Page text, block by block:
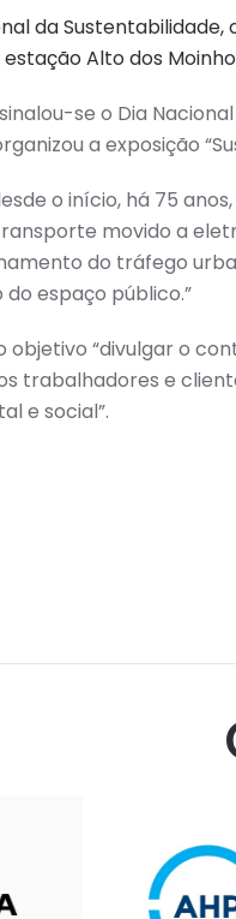
da
Alto dos
se o Dia
a exposição
o início, há 75
movido a
do tráfego
espaço público.”
objetivo “divulgar o
trabalhadores e
e social”.